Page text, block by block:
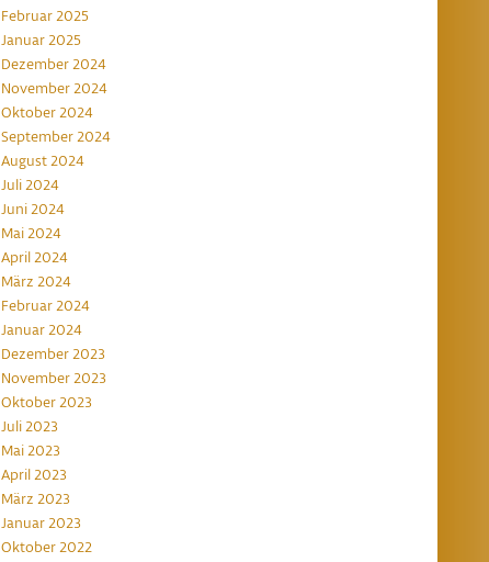
Februar 2025
Januar 2025
Dezember 2024
November 2024
Oktober 2024
September 2024
August 2024
Juli 2024
Juni 2024
Mai 2024
April 2024
März 2024
Februar 2024
Januar 2024
Dezember 2023
November 2023
Oktober 2023
Juli 2023
Mai 2023
April 2023
März 2023
Januar 2023
Oktober 2022